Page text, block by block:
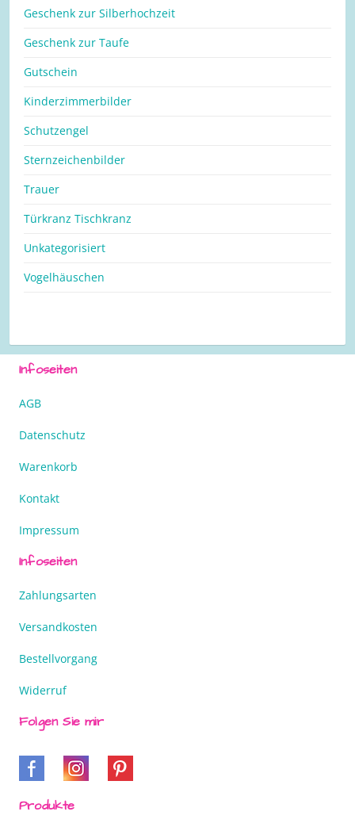
Geschenk zur Silberhochzeit
Geschenk zur Taufe
Gutschein
Kinderzimmerbilder
Schutzengel
Sternzeichenbilder
Trauer
Türkranz Tischkranz
Unkategorisiert
Vogelhäuschen
Infoseiten
AGB
Datenschutz
Warenkorb
Kontakt
Impressum
Infoseiten
Zahlungsarten
Versandkosten
Bestellvorgang
Widerruf
Folgen Sie mir
Produkte